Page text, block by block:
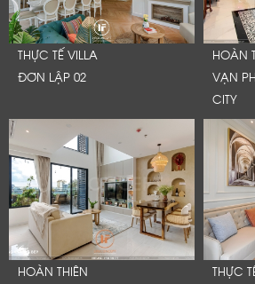
THỰC TẾ VILLA
ĐƠN LẬP 02
HOÀN
VẠN
CITY
HOÀN THIÊN
THỰC